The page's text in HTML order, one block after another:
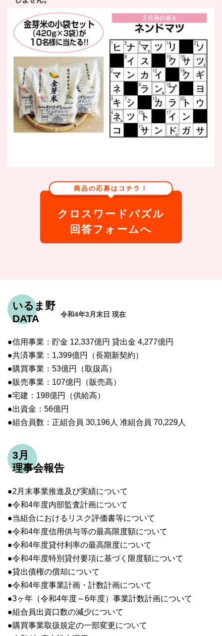
商品の応募はコチラ！
クロスワードパズル
回答フォームへ
いるま野
DATA
令和4年3月末日 現在
●信用事業：貯金 12,337億円 貸出金 4,277億円
●共済事業：1,399億円（長期新契約）
●購買事業：53億円（取扱高）
●販売事業：107億円（販売高）
●宅建：198億円（供給高）
●出資金：56億円
●組合員数：正組合員 30,196人 准組合員 70,229人
3月
理事会報告
●2月末事業推進及び実績について
●令和4年度内部監査計画について
●当組合におけるリスク評価書等について
●令和4年度信用供与等の最高限度額について
●令和4年度貸付利率の最高限度について
●令和4年度特別貸付要項に基づく限度額について
●貸出債権の償却について
●令和4年度事業計画・計数計画について
●3ヶ年（令和4年度～6年度）事業計数計画について
●組合員出資口数の減少について
●購買事業取扱規定の一部変更について